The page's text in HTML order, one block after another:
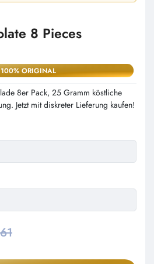
8 Pieces
ORIGINAL
8er Pack, 25 Gramm köstliche
Jetzt mit diskreter Lieferung kaufen!